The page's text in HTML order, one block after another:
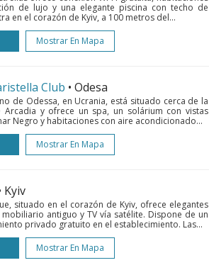
de lujo y una elegante piscina con techo de
en el corazón de Kyiv, a 100 metros del...
Mostrar En Mapa
Club • Odesa
de Odessa, en Ucrania, está situado cerca de la
Arcadia y ofrece un spa, un solárium con vistas
Negro y habitaciones con aire acondicionado...
Mostrar En Mapa
Kyiv
situado en el corazón de Kyiv, ofrece elegantes
antiguo y TV vía satélite. Dispone de un
privado gratuito en el establecimiento. Las...
Mostrar En Mapa